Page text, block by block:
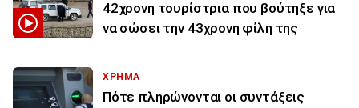
42χρονη τουρίστρια που βούτηξε για
να σώσει την 43χρονη φίλη της
ΧΡΗΜΑ
Πότε πληρώνονται οι συντάξεις